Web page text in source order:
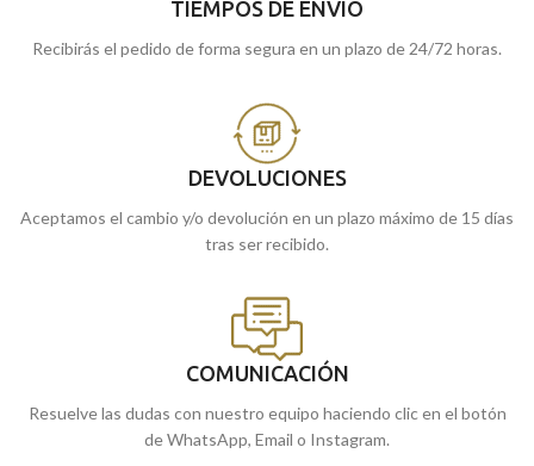
TIEMPOS DE ENVÍO
Recibirás el pedido de forma segura en un plazo de 24/72 horas.
DEVOLUCIONES
Aceptamos el cambio y/o devolución en un plazo máximo de 15 días
tras ser recibido.
COMUNICACIÓN
Resuelve las dudas con nuestro equipo haciendo clic en el botón
de WhatsApp, Email o Instagram.